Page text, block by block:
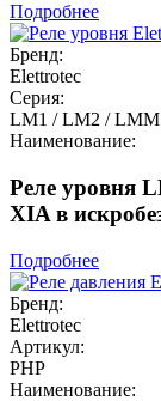
Подробнее
Бренд:
Elettrotec
Серия:
LM1 / LM2 /
Наименование:
Реле уровня
XIA в
Подробнее
Бренд:
Elettrotec
Артикул:
PHP
Наименование: